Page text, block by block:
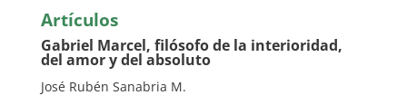
Artículos
Gabriel Marcel, filósofo de la interioridad,
del amor y del absoluto
José Rubén Sanabria M.